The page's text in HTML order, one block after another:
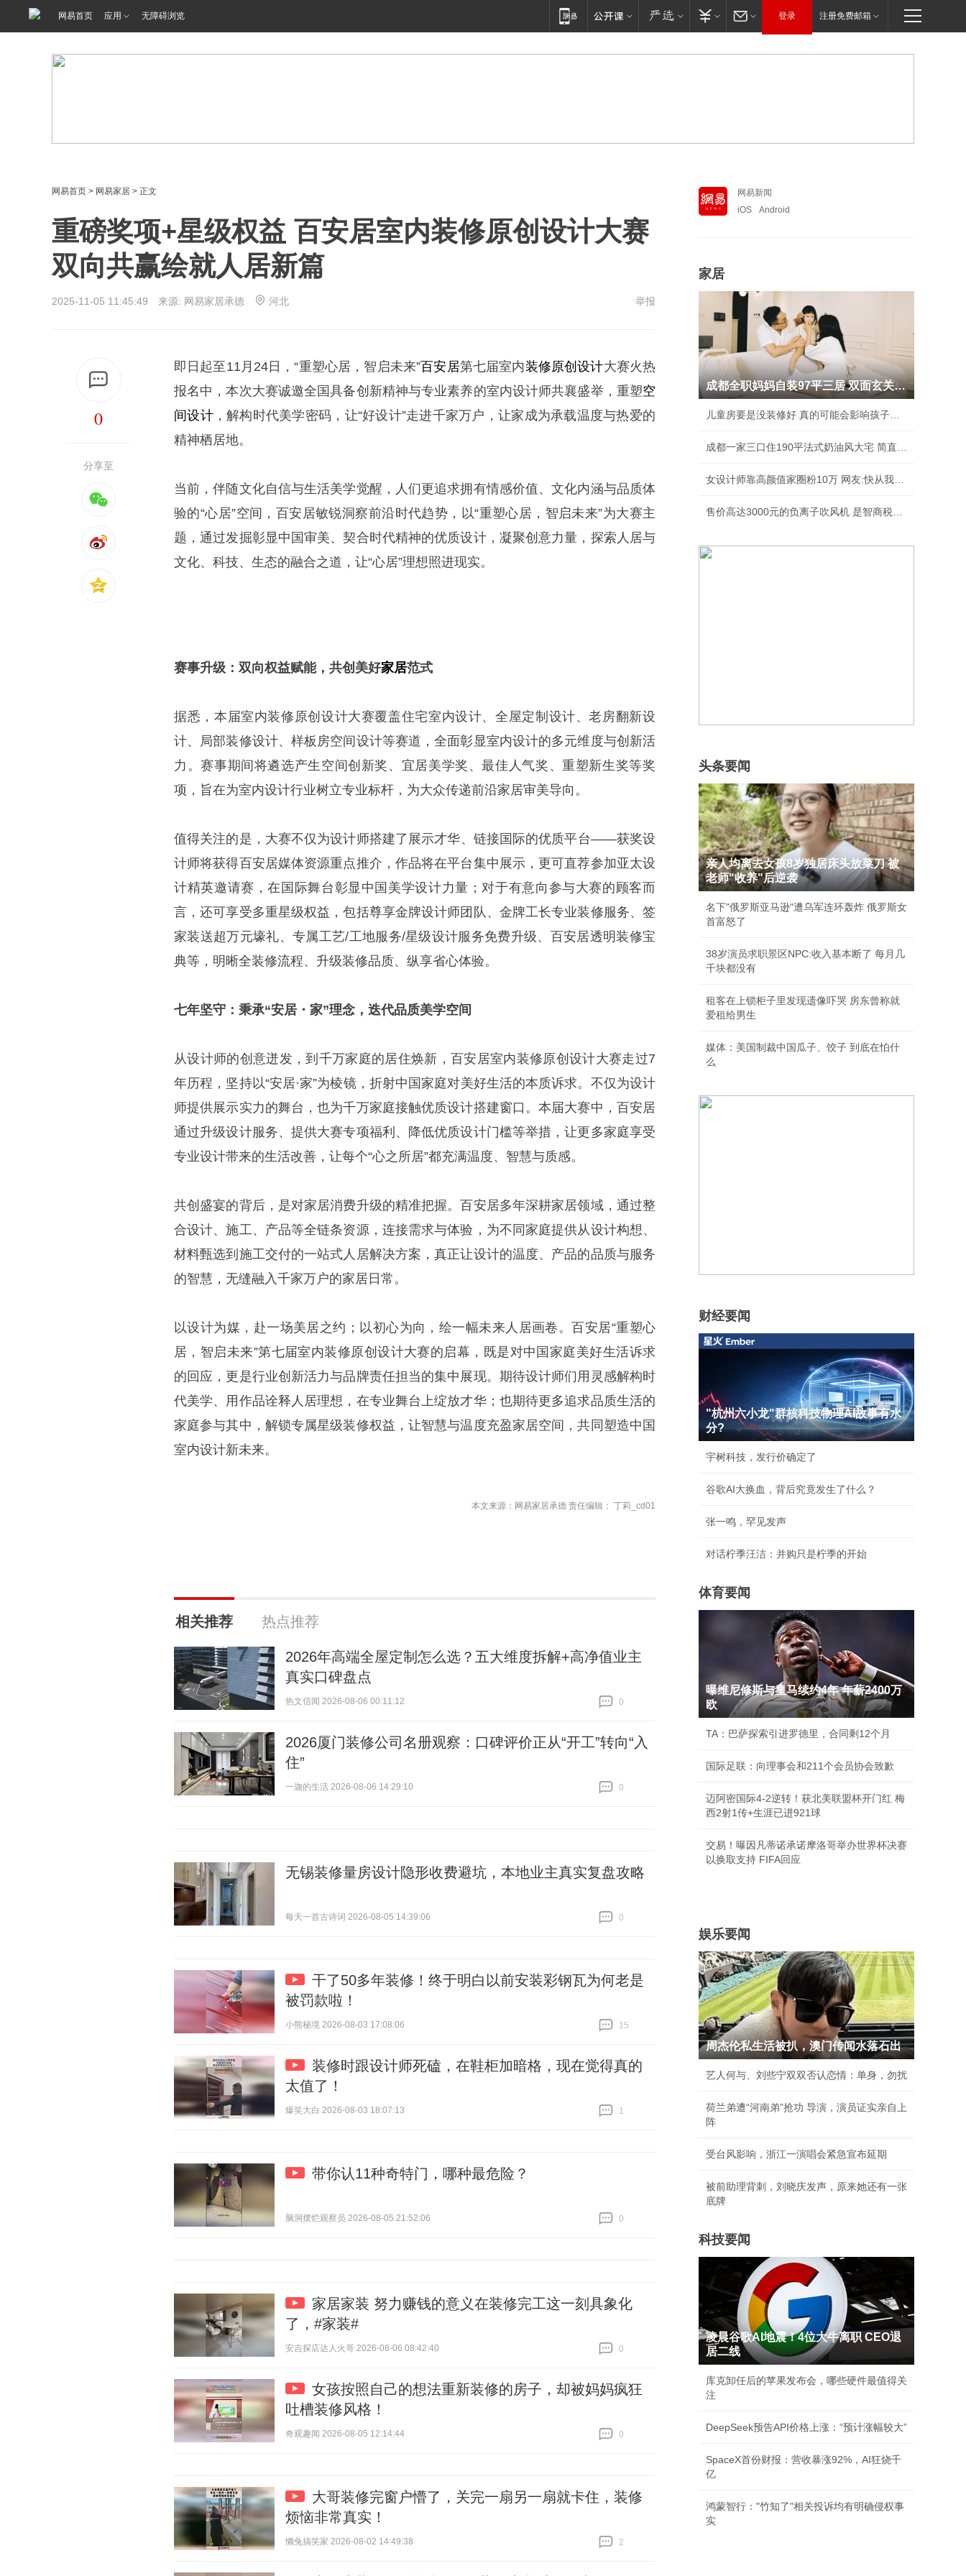
网易首页 应用 无障碍浏览 登录 注册免费邮箱
网易首页 > 网易家居 > 正文
重磅奖项+星级权益 百安居室内装修原创设计大赛
双向共赢绘就人居新篇
2025-11-05 11:45:49 来源: 网易家居承德 河北 举报
0
分享至
即日起至11月24日，“重塑心居，智启未来”百安居第七届室内装修原创设计大赛火热
报名中，本次大赛诚邀全国具备创新精神与专业素养的室内设计师共襄盛举，重塑空
间设计，解构时代美学密码，让“好设计”走进千家万户，让家成为承载温度与热爱的
精神栖居地。
当前，伴随文化自信与生活美学觉醒，人们更追求拥有情感价值、文化内涵与品质体
验的“心居”空间，百安居敏锐洞察前沿时代趋势，以“重塑心居，智启未来”为大赛主
题，通过发掘彰显中国审美、契合时代精神的优质设计，凝聚创意力量，探索人居与
文化、科技、生态的融合之道，让“心居”理想照进现实。
赛事升级：双向权益赋能，共创 美好家居范式
据悉，本届室内装修原创设计大赛覆盖住宅室内设计、全屋定制设计、老房翻新设
计、局部装修设计、样板房空间设计等赛道，全面彰显室内设计的多元维度与创新活
力。赛事期间将遴选产生空间创新奖、宜居美学奖、最佳人气奖、重塑新生奖等奖
项，旨在为室内设计行业树立专业标杆，为大众传递前沿家居审美导向。
值得关注的是，大赛不仅为设计师搭建了展示才华、链接国际的优质平台——获奖设
计师将获得百安居媒体资源重点推介，作品将在平台集中展示，更可直荐参加亚太设
计精英邀请赛，在国际舞台彰显中国美学设计力量；对于有意向参与大赛的顾客而
言，还可享受多重星级权益，包括尊享金牌设计师团队、金牌工长专业装修服务、签
家装送超万元壕礼、专属工艺/工地服务/星级设计服务免费升级、百安居透明装修宝
典等，明晰全装修流程、升级装修品质、纵享省心体验。
七年坚守： 秉承“安居・家”理念，迭代品质美学空间
从设计师的创意迸发，到千万家庭的居住焕新，百安居室内装修原创设计大赛走过7
年历程，坚持以“安居·家”为棱镜，折射中国家庭对美好生活的本质诉求。不仅为设计
师提供展示实力的舞台，也为千万家庭接触优质设计搭建窗口。本届大赛中，百安居
通过升级设计服务、提供大赛专项福利、降低优质设计门槛等举措，让更多家庭享受
专业设计带来的生活改善，让每个“心之所居”都充满温度、智慧与质感。
共创盛宴的背后，是对家居消费升级的精准把握。百安居多年深耕家居领域，通过整
合设计、施工、产品等全链条资源，连接需求与体验，为不同家庭提供从设计构想、
材料甄选到施工交付的一站式人居解决方案，真正让设计的温度、产品的品质与服务
的智慧，无缝融入千家万户的家居日常。
以设计为媒，赴一场美居之约；以初心为向，绘一幅未来人居画卷。百安居“重塑心
居，智启未来”第七届室内装修原创设计大赛的启幕，既是对中国家庭美好生活诉求
的回应，更是行业创新活力与品牌责任担当的集中展现。期待设计师们用灵感解构时
代美学、用作品诠释人居理想，在专业舞台上绽放才华；也期待更多追求品质生活的
家庭参与其中，解锁专属星级装修权益，让智慧与温度充盈家居空间，共同塑造中国
室内设计新未来。
本文来源：网易家居承德 责任编辑： 丁莉_cd01
相关推荐 热点推荐
2026年高端全屋定制怎么选？五大维度拆解+高净值业主
真实口碑盘点
热文信闻 2026-08-06 00:11:12
0
2026厦门装修公司名册观察：口碑评价正从“开工”转向“入
住”
一迦的生活 2026-08-06 14:29:10
0
无锡装修量房设计隐形收费避坑，本地业主真实复盘攻略
每天一首古诗词 2026-08-05 14:39:06
0
干了50多年装修！终于明白以前安装彩钢瓦为何老是
被罚款啦！
小熊秘境 2026-08-03 17:08:06
15
装修时跟设计师死磕，在鞋柜加暗格，现在觉得真的
太值了！
爆笑大白 2026-08-03 18:07:13
1
带你认11种奇特门，哪种最危险？
脑洞摆烂观察员 2026-08-05 21:52:06
0
家居家装 努力赚钱的意义在装修完工这一刻具象化
了，#家装#
安吉探店达人火哥 2026-08-06 08:42:40
0
女孩按照自己的想法重新装修的房子，却被妈妈疯狂
吐槽装修风格！
奇观趣闻 2026-08-05 12:14:44
0
大哥装修完窗户懵了，关完一扇另一扇就卡住，装修
烦恼非常真实！
懒兔搞笑家 2026-08-02 14:49:38
2
网易新闻
iOS
Android
家居
成都全职妈妈自装97平三居 双面玄关人见人夸
头条要闻
亲人均离去女孩8岁独居床头放菜刀 被
老师"收养"后逆袭
名下"俄罗斯亚马逊"遭乌军连环轰炸 俄罗斯女
首富怒了
38岁演员求职景区NPC:收入基本断了 每月几
千块都没有
租客在上锁柜子里发现遗像吓哭 房东曾称就
爱租给男生
媒体：美国制裁中国瓜子、饺子 到底在怕什
么
财经要闻
"杭州六小龙"群核科技物理AI故事有水
分?
宇树科技，发行价确定了
谷歌AI大换血，背后究竟发生了什么？
张一鸣，罕见发声
对话柠季汪洁：并购只是柠季的开始
体育要闻
曝维尼修斯与皇马续约4年 年薪2400万
欧
TA：巴萨探索引进罗德里，合同剩12个月
国际足联：向理事会和211个会员协会致歉
迈阿密国际4-2逆转！获北美联盟杯开门红 梅
西2射1传+生涯已进921球
交易！曝因凡蒂诺承诺摩洛哥举办世界杯决赛
以换取支持 FIFA回应
娱乐要闻
周杰伦私生活被扒，澳门传闻水落石出
艺人何与、刘些宁双双否认恋情：单身，勿扰
荷兰弟遭“河南弟”抢功 导演，演员证实亲自上
阵
受台风影响，浙江一演唱会紧急宣布延期
被前助理背刺，刘晓庆发声，原来她还有一张
底牌
科技要闻
凌晨谷歌AI地震！4位大牛离职 CEO退
居二线
库克卸任后的苹果发布会，哪些硬件最值得关
注
DeepSeek预告API价格上涨：“预计涨幅较大”
SpaceX首份财报：营收暴涨92%，AI狂烧千
亿
鸿蒙智行："竹知了"相关投诉均有明确侵权事
实